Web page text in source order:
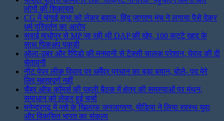
लोगों की शिकायत
CG में चंगाई सभा को लेकर बवाल, हिंदू जागरण मंच ने लगाया पैसे देकर
धर्म परिवर्तन का आरोप
सवाई माधोपुर से MP जा रही थी DAP की खेप, 100 कट्टे खाद के
साथ पिकअप पकड़ी
ओला-उबर और रैपिडो की मनमानी से टैक्सी चालक परेशान, घेराव की दी
चेतावनी
नीट पेपर लीक विवाद पर धर्मेंद्र प्रधान का बड़ा बयान, बोले- पद मेरे
लिए महत्वपूर्ण नहीं
चैंबर ऑफ कॉमर्स की पहली बैठक में क्षेत्र की समस्याओं पर मंथन,
समाधान को लेकर हुई चर्चा
मनेन्द्रगढ़ में नशे के खिलाफ जनजागरण, मीडिया ने लिया स्वस्थ युवा
और विकसित भारत का संकल्प